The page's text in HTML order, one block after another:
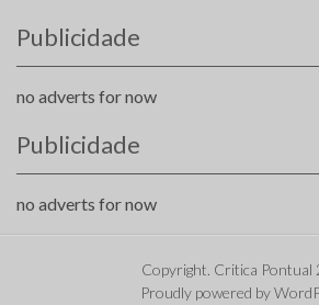
Publicidade
no adverts for now
Publicidade
no adverts for now
Copyright. Critica Pontual
Proudly powered by